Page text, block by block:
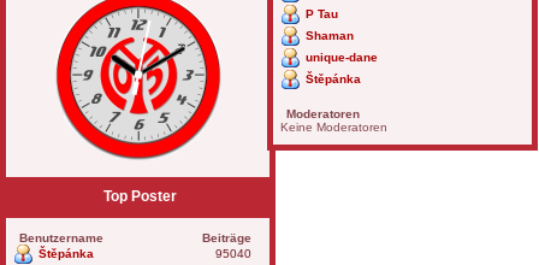
Top Poster
Benutzername
Beiträge
Štěpánka
95040
P Tau
Shaman
unique-dane
Štěpánka
Moderatoren
Keine Moderatoren